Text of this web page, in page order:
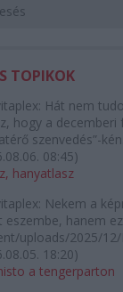
TOPIKOK
Hát nem
hogy a decemberi
szenvedés”-
08:45)
hanyatlasz
Nekem a
eszembe, hanem
uploads/2025/12/
18:20)
a tengerparton